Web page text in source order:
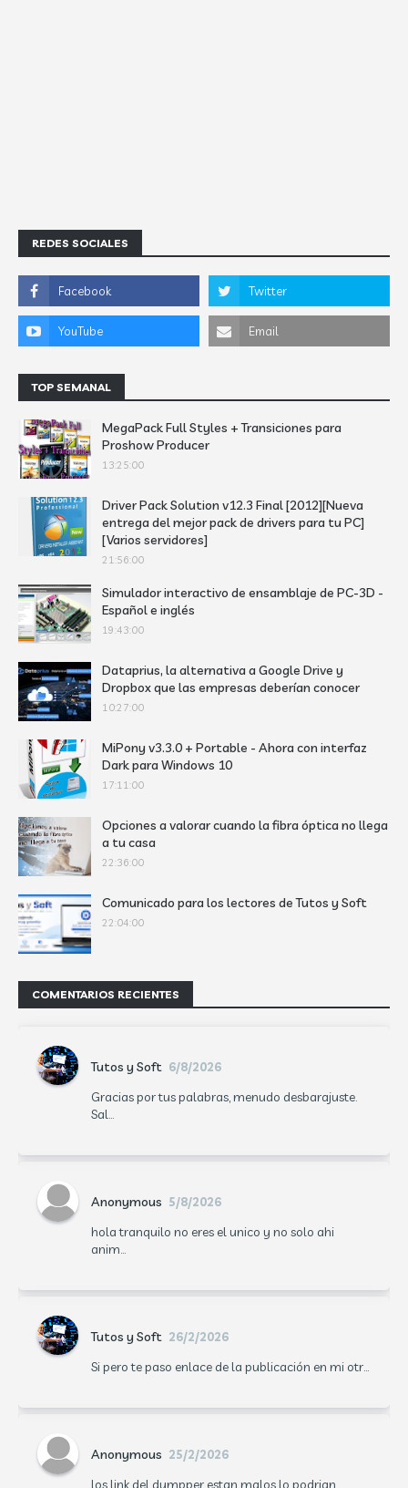
REDES SOCIALES
TOP SEMANAL
MegaPack Full Styles + Transiciones para
Proshow Producer
13:25:00
Driver Pack Solution v12.3 Final [2012][Nueva
entrega del mejor pack de drivers para tu PC]
[Varios servidores]
21:56:00
Simulador interactivo de ensamblaje de PC-3D -
Español e inglés
19:43:00
Dataprius, la alternativa a Google Drive y
Dropbox que las empresas deberían conocer
10:27:00
MiPony v3.3.0 + Portable - Ahora con interfaz
Dark para Windows 10
17:11:00
Opciones a valorar cuando la fibra óptica no llega
a tu casa
22:36:00
Comunicado para los lectores de Tutos y Soft
22:04:00
COMENTARIOS RECIENTES
Tutos y Soft 6/8/2026
Gracias por tus palabras, menudo desbarajuste.
Sal...
Anonymous 5/8/2026
hola tranquilo no eres el unico y no solo ahi
anim...
Tutos y Soft 26/2/2026
Si pero te paso enlace de la publicación en mi otr...
Anonymous 25/2/2026
los link del dumpper estan malos lo podrian